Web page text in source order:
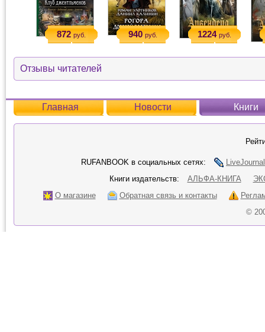
872 руб. 940 руб. 1224 руб.
Отзывы читателей
Главная Новости Книги
RUFANBOOK в социальных сетях:
LiveJournal
Книги издательств:
АЛЬФА-КНИГА
О магазине
Обратная связь и контакты
©